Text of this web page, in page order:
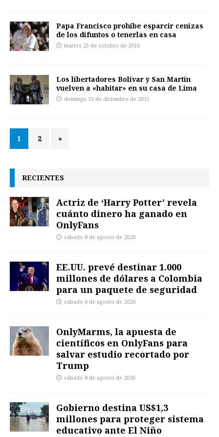
Papa Francisco prohíbe esparcir cenizas
de los difuntos o tenerlas en casa
martes 25 de octubre de 2016
Los libertadores Bolívar y San Martín
vuelven a «habitar» en su casa de Lima
domingo 13 de diciembre de 2015
1 2 »
RECIENTES
Actriz de ‘Harry Potter’ revela
cuánto dinero ha ganado en
OnlyFans
sábado 8 de agosto de 2026
EE.UU. prevé destinar 1.000
millones de dólares a Colombia
para un paquete de seguridad
sábado 8 de agosto de 2026
OnlyMarms, la apuesta de
científicos en OnlyFans para
salvar estudio recortado por
Trump
sábado 8 de agosto de 2026
Gobierno destina US$1,3
millones para proteger sistema
educativo ante El Niño